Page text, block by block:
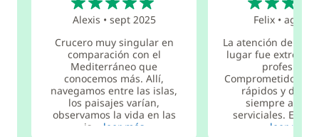
Alexis • sept 2025
Crucero muy singular en
comparación con el
Mediterráneo que
conocemos más. Allí,
navegamos entre las islas,
los paisajes varían,
observamos la vida en las
is... leer más
Felix •ago
La atención del
lugar fue
profesional.
Comprometidos,
rápidos y
siempre
serviciales. El
leer más